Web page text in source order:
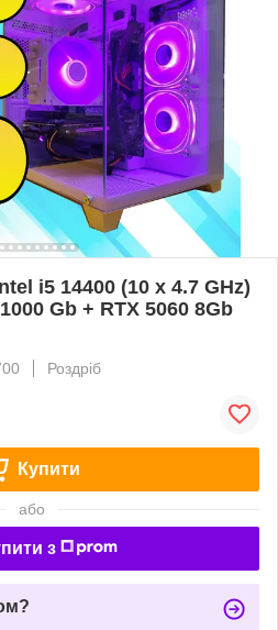
i5 14400 (10 x 4.7 GHz)
Gb + RTX 5060 8Gb
Роздріб
Купити
або
з